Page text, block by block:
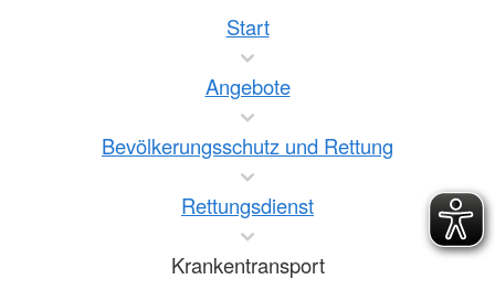
Start
Angebote
Bevölkerungsschutz und Rettung
Rettungsdienst
Krankentransport